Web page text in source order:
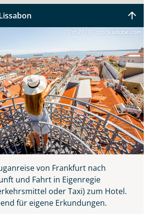
©rh2010 - stock.adobe.com
von Frankfurt nach
und Fahrt in Eigenregie
oder Taxi) zum Hotel.
für eigene Erkundungen.